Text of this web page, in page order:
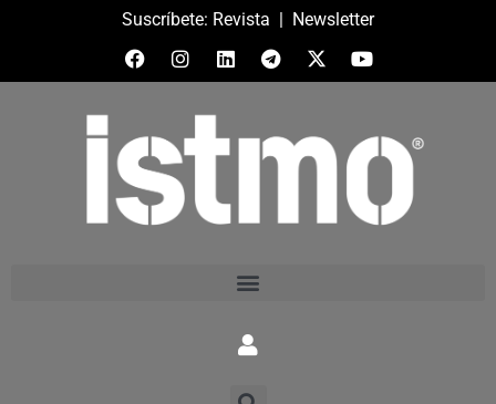
Suscríbete: Revista | Newsletter